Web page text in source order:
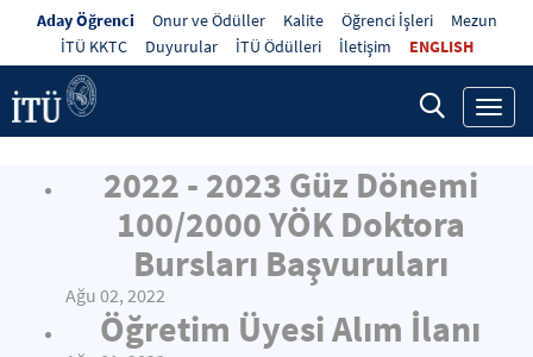
Aday Öğrenci Onur ve Ödüller Kalite Öğrenci İşleri
Mezun
İTÜ KKTC
Duyurular İTÜ Ödülleri İletişim ENGLISH
2022 - 2023 Güz Dönemi
100/2000 YÖK Doktora
Bursları Başvuruları
Ağu 02, 2022
Öğretim Üyesi Alım İlanı